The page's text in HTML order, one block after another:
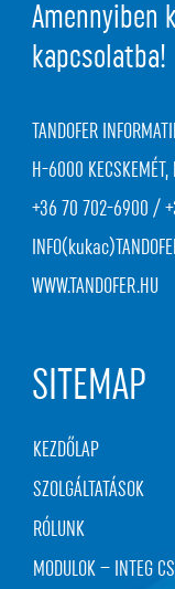
Amennyiben
kapcsolatba!
TANDOFER
H-6000 KECSKEMÉT,
+36 70 702-6900 /
WWW.TANDOFER.HU
SITEMAP
KEZDŐLAP
SZOLGÁLTATÁSOK
RÓLUNK
MODULOK – INTEG